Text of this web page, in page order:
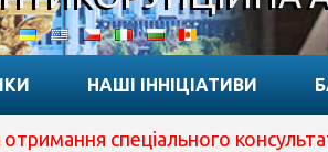
НАШІ ІННІЦІАТИВИ
спеціального